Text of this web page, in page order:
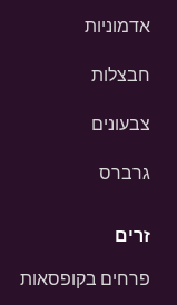
אדמוניות
חבצלות
צבעונים
גרברס
זרים
פרחים בקופסאות